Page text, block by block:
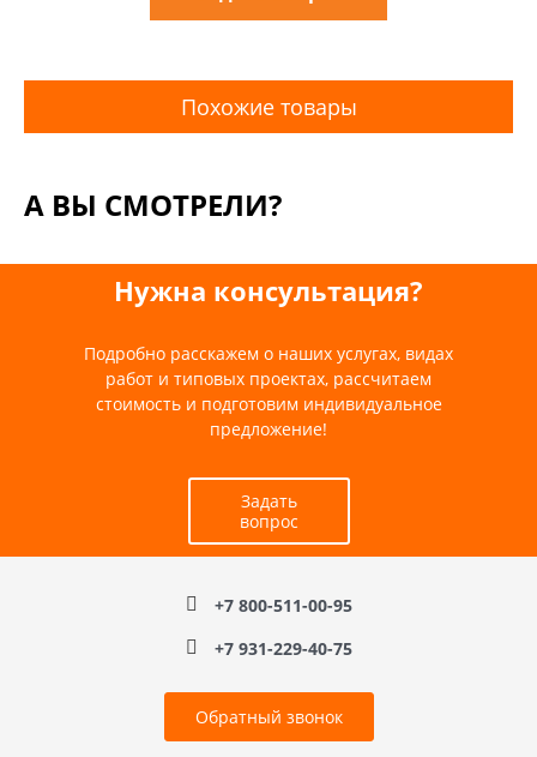
Похожие товары
А ВЫ СМОТРЕЛИ?
Нужна консультация?
Подробно расскажем о наших услугах, видах
работ и типовых проектах, рассчитаем
стоимость и подготовим индивидуальное
предложение!
Задать
вопрос
+7 800-511-00-95
+7 931-229-40-75
Обратный звонок